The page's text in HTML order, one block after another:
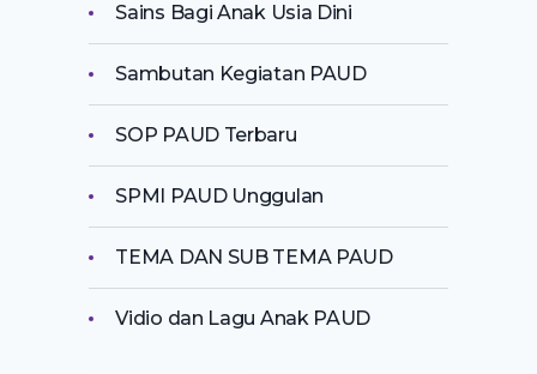
Sains Bagi Anak Usia Dini
Sambutan Kegiatan PAUD
SOP PAUD Terbaru
SPMI PAUD Unggulan
TEMA DAN SUB TEMA PAUD
Vidio dan Lagu Anak PAUD